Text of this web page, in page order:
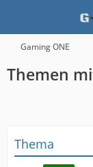
Gaming ONE
Themen
Thema